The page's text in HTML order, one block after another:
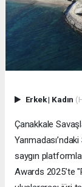
Erkek| Kadın
Çanakkale
saygın
Awards 2025’te